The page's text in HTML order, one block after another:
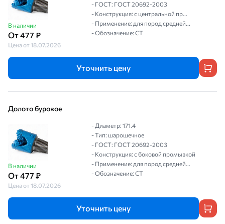
В наличии
От 477 ₽
Цена от 18.07.2026
- ГОСТ: ГОСТ 20692-2003
- Конструкция: с центральной пр...
- Применение: для пород средней...
- Обозначение: СТ
Уточнить цену
Долото буровое
В наличии
От 477 ₽
Цена от 18.07.2026
- Диаметр: 171.4
- Тип: шарошечное
- ГОСТ: ГОСТ 20692-2003
- Конструкция: с боковой промывкой
- Применение: для пород средней...
- Обозначение: СТ
Уточнить цену